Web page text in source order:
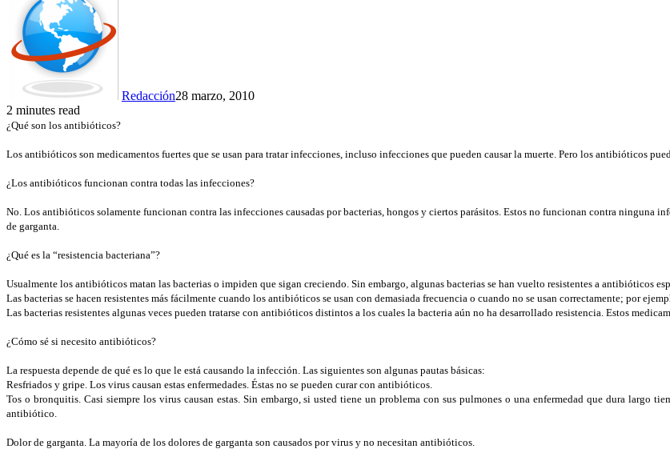
Redacción28 marzo, 2010
2 minutes read
¿Qué son los antibióticos?
Los antibióticos son medicamentos fuertes que se usan para tratar infecciones, incluso infecciones que pueden causar la muerte. Pero los antibióticos
¿Los antibióticos funcionan contra todas las infecciones?
No. Los antibióticos solamente funcionan contra las infecciones causadas por bacterias, hongos y ciertos parásitos. Estos no funcionan contra ninguna
de garganta.
¿Qué es la “resistencia bacteriana”?
Usualmente los antibióticos matan las bacterias o impiden que sigan creciendo. Sin embargo, algunas bacterias se han vuelto resistentes a antibióticos
Las bacterias se hacen resistentes más fácilmente cuando los antibióticos se usan con demasiada frecuencia o cuando no se usan correctamente; por
Las bacterias resistentes algunas veces pueden tratarse con antibióticos distintos a los cuales la bacteria aún no ha desarrollado resistencia. Estos
¿Cómo sé si necesito antibióticos?
La respuesta depende de qué es lo que le está causando la infección. Las siguientes son algunas pautas básicas:
Resfriados y gripe. Los virus causan estas enfermedades. Éstas no se pueden curar con antibióticos.
Tos o bronquitis. Casi siempre los virus causan estas. Sin embargo, si usted tiene un problema con sus pulmones o una enfermedad que dura largo
antibiótico.
Dolor de garganta. La mayoría de los dolores de garganta son causados por virus y no necesitan antibióticos.